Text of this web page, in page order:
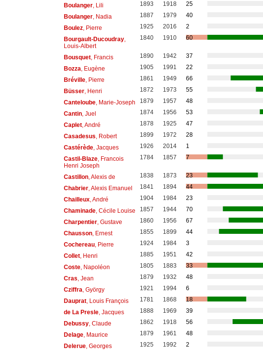
Boulanger, Lili 1893 1918
25
Boulanger, Nadia 1887 1979
40
Boulez, Pierre 1925 2016
2
Bourgault-Ducoudray,
Louis-Albert
1840 1910 60
Bousquet, Francis 1890 1942
37
Bozza , Eugène 1905 1991
22
Bréville, Pierre 1861 1949
66
Büsser, Henri 1872 1973
55
Canteloube, Marie-Joseph 1879 1957
48
Cantin, Juel 1874 1956
53
Caplet, André 1878 1925
47
Casadesus , Robert 1899 1972
28
Castérède, Jacques 1926 2014
1
Castil-Blaze, Francois
Henri Joseph
1784 1857 7
Castillon, Alexis de 1838 1873
23
Chabrier, Alexis Emanuel 1841 1894
44
Chailleux, André 1904 1984
23
Chaminade, Cécile Louise 1857 1944
70
Charpentier, Gustave 1860 1956
67
Chausson, Ernest 1855 1899
44
Cochereau, Pierre 1924 1984
3
Collet, Henri 1885 1951
42
Coste, Napoléon 1805 1883
33
Cras , Jean 1879 1932
48
Cziffra , György 1921 1994
6
Dauprat, Louis François 1781 1868
18
de La Presle, Jacques 1888 1969
39
Debussy, Claude 1862 1918
56
Delage, Maurice 1879 1961
48
Delerue, Georges 1925 1992
2